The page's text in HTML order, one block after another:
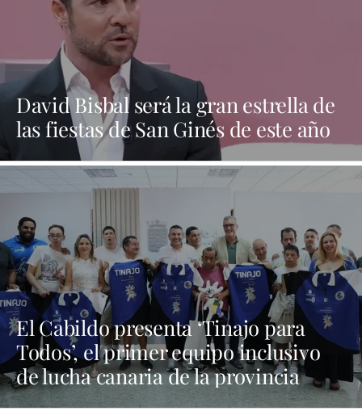
David Bisbal será la gran estrella de
las fiestas de San Ginés de este año
El Cabildo presenta ‘Tinajo para
Todos’, el primer equipo inclusivo
de lucha canaria de la provincia